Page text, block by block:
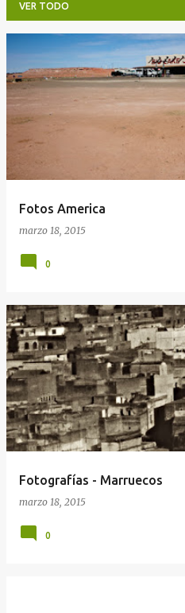
VER TODO
E
n
t
d
Fotos America
marzo 18, 2015
0
Fotografías - Marruecos
marzo 18, 2015
0